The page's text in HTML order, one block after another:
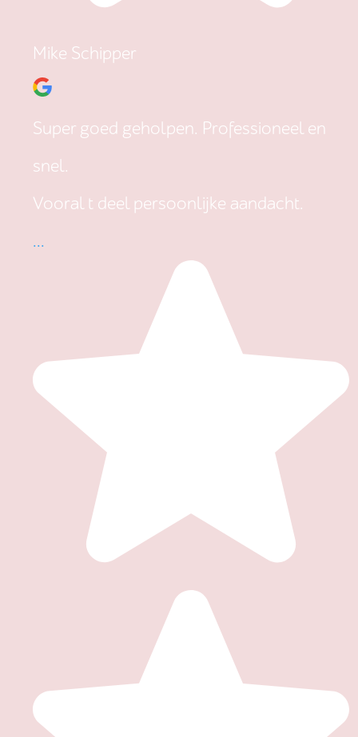
Mike Schipper
Super goed geholpen. Professioneel en
snel.
Vooral t deel persoonlijke aandacht.
...